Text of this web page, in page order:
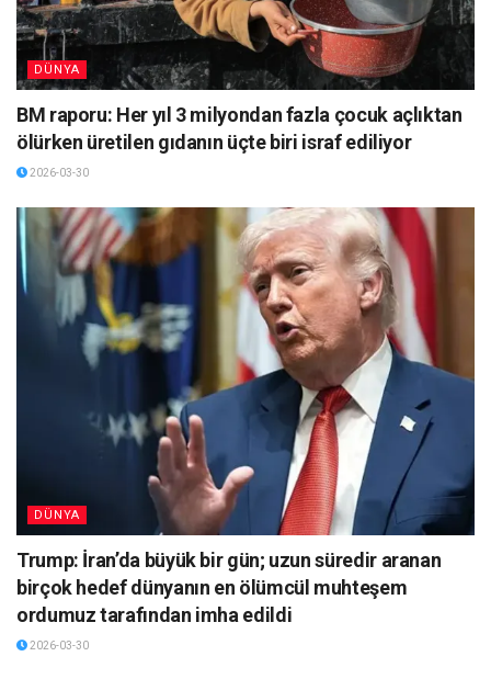
DÜNYA
BM raporu: Her yıl 3 milyondan fazla çocuk açlıktan
ölürken üretilen gıdanın üçte biri israf ediliyor
2026-03-30
DÜNYA
Trump: İran’da büyük bir gün; uzun süredir aranan
birçok hedef dünyanın en ölümcül muhteşem
ordumuz tarafından imha edildi
2026-03-30